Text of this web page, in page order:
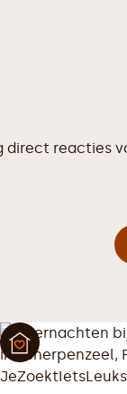
direct reacties